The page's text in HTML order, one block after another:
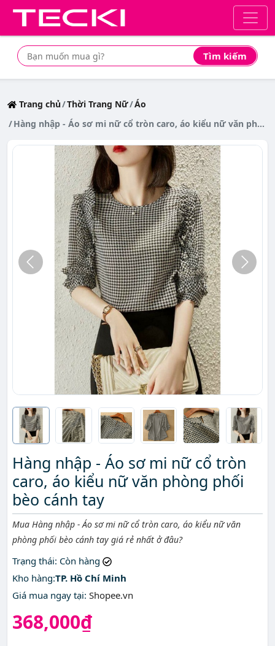
Tìm kiếm
Tìm mua sản phẩm giá rẻ nhất
Trang chủ Thời Trang Nữ Áo
Hàng nhập - Áo sơ mi nữ cổ tròn caro, áo kiểu nữ văn phòng phối bèo cánh tay
Hàng nhập - Áo sơ mi nữ cổ tròn
caro, áo kiểu nữ văn phòng phối
bèo cánh tay
Mô tả ngắn
Mua Hàng nhập - Áo sơ mi nữ cổ tròn caro, áo kiểu nữ văn
phòng phối bèo cánh tay giá rẻ nhất ở đâu?
Trạng thái: Còn hàng
Kho hàng:TP. Hồ Chí Minh
Giá mua ngay tại: Shopee.vn
368,000₫